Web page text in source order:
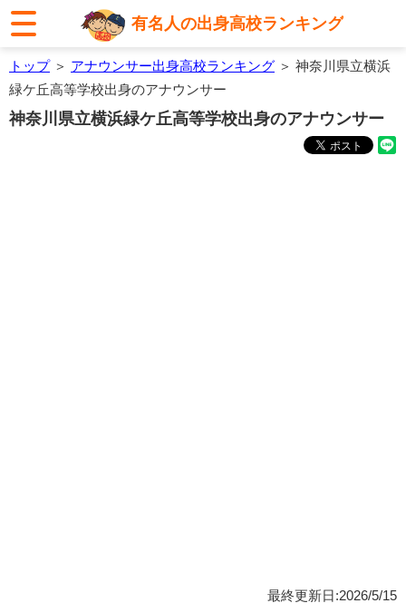
有名人の出身高校ランキング
トップ＞ アナウンサー出身高校ランキング ＞ 神奈川県立横浜
緑ケ丘高等学校出身のアナウンサー
神奈川県立横浜緑ケ丘高等学校出身のアナウンサー
最終更新日:2026/5/15